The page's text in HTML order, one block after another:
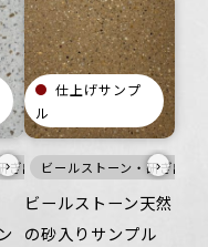
白 床 つるつる オフィス
ぎ出し仕上げ 白 床
›
仕上げサンプ
ル
ビールストーン・研ぎ出し
›
ビールストーン天然
の砂入りサンプル